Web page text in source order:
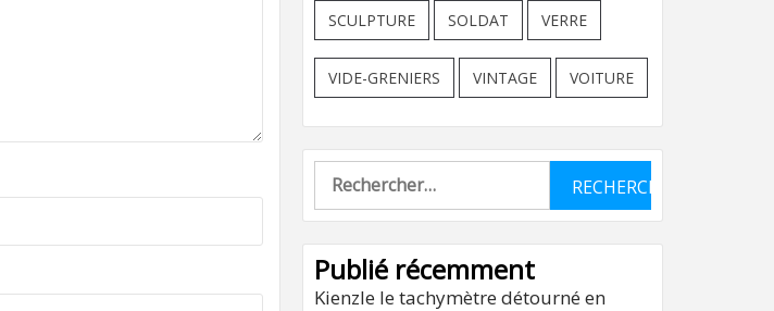
SCULPTURE SOLDAT VERRE
VIDE-GRENIERS VINTAGE VOITURE
Rechercher :
Publié récemment
Kienzle le tachymètre détourné en